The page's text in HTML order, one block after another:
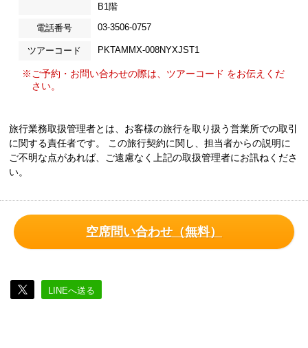
B1階
電話番号 03-3506-0757
ツアーコード PKTAMMX-008NYXJST1
※ご予約・お問い合わせの際は、ツアーコード をお伝えくだ
さい。
旅行業務取扱管理者とは、お客様の旅行を取り扱う営業所での取引
に関する責任者です。 この旅行契約に関し、担当者からの説明に
ご不明な点があれば、ご遠慮なく上記の取扱管理者にお訊ねくださ
い。
空席問い合わせ（無料）
LINEへ送る